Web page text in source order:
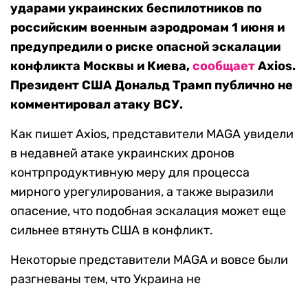
ударами украинских беспилотников по
российским военным аэродромам 1 июня и
предупредили о риске опасной эскалации
конфликта Москвы и Киева,сообщаетAxios.
Президент США Дональд Трамп публично не
комментировал атаку ВСУ.
Как пишет Axios, представители MAGA увидели
в недавней атаке украинских дронов
контрпродуктивную меру для процесса
мирного урегулирования, а также выразили
опасение, что подобная эскалация может еще
сильнее втянуть США в конфликт.
Некоторые представители MAGA и вовсе были
разгневаны тем, что Украина не